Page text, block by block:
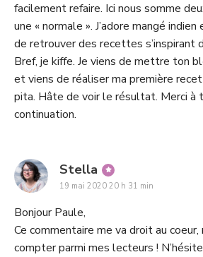
facilement refaire. Ici nous somme
une « normale ». J’adore mangé
de retrouver des recettes s’inspirant
Bref, je kiffe. Je viens de mettre ton
et viens de réaliser ma première
pita. Hâte de voir le résultat. Merci à
continuation.
Stella says:
19 mai 2020 20 h 31 min
Bonjour Paule,
Ce commentaire me va droit au coeur,
compter parmi mes lecteurs !